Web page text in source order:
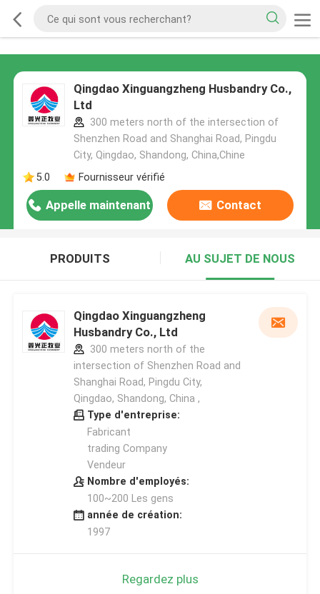
Qingdao Xinguangzheng Husbandry Co.,
Ltd
300 meters north of the intersection of
Shenzhen Road and Shanghai Road, Pingdu
City, Qingdao, Shandong, China,Chine
5.0
Fournisseur vérifié
Appelle maintenant Contact
PRODUITS AU SUJET DE NOUS
Qingdao Xinguangzheng
Husbandry Co., Ltd
300 meters north of the
intersection of Shenzhen Road and
Shanghai Road, Pingdu City,
Qingdao, Shandong, China ,
Type d'entreprise:
Fabricant
trading Company
Vendeur
Nombre d'employés:
100~200 Les gens
année de création:
1997
Regardez plus